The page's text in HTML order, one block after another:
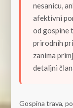
nesanicu,
afektivni
od gospine
prirodnih
zanima
detaljni
Gospina trava,